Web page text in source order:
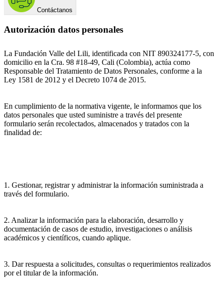
Contáctanos
Autorización datos personales
La Fundación Valle del Lili, identificada con NIT 890324177-5, con
domicilio en la Cra. 98 #18-49, Cali (Colombia), actúa como
Responsable del Tratamiento de Datos Personales, conforme a la
Ley 1581 de 2012 y el Decreto 1074 de 2015.
En cumplimiento de la normativa vigente, le informamos que los
datos personales que usted suministre a través del presente
formulario serán recolectados, almacenados y tratados con la
finalidad de:
1. Gestionar, registrar y administrar la información suministrada a
través del formulario.
2. Analizar la información para la elaboración, desarrollo y
documentación de casos de estudio, investigaciones o análisis
académicos y científicos, cuando aplique.
3. Dar respuesta a solicitudes, consultas o requerimientos realizados
por el titular de la información.